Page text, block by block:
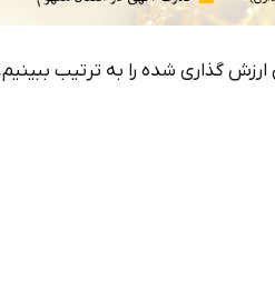
گذاری شده را به ترتیب ببینیم.